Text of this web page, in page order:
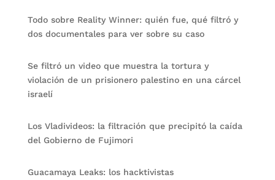
Todo sobre Reality Winner: quién fue, qué filtró y
dos documentales para ver sobre su caso
Se filtró un video que muestra la tortura y
violación de un prisionero palestino en una cárcel
israelí
Los Vladivideos: la filtración que precipitó la caída
del Gobierno de Fujimori
Guacamaya Leaks: los hacktivistas